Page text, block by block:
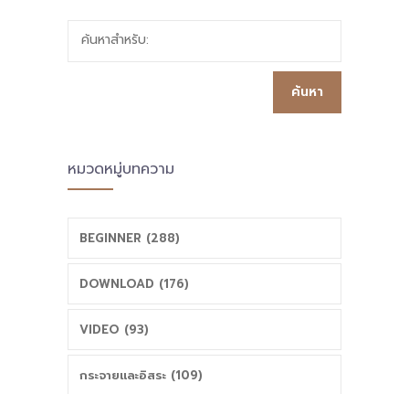
ผอ.สพป.ยะลา เขต
3
ปรารถนาสูงสุด
ค้นหาสำหรับ:
หมวดหมู่บทความ
BEGINNER (288)
DOWNLOAD (176)
VIDEO (93)
กระจายและอิสระ (109)